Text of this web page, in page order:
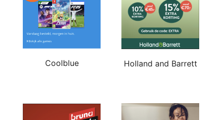
Coolblue Holland and Barrett